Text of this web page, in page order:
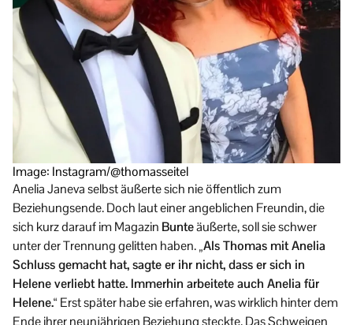
Image: Instagram/@thomasseitel
Anelia Janeva selbst äußerte sich nie öffentlich zum
Beziehungsende. Doch laut einer angeblichen Freundin, die
sich kurz darauf im Magazin Bunteäußerte, soll sie schwer
unter der Trennung gelitten haben.„Als Thomas mit Anelia
Schluss gemacht hat, sagte er ihr nicht, dass er sich in
Helene verliebt hatte. Immerhin arbeitete auch Anelia für
Helene.“Erst später habe sie erfahren, was wirklich hinter dem
Ende ihrer neunjährigen Beziehung steckte. Das Schweigen